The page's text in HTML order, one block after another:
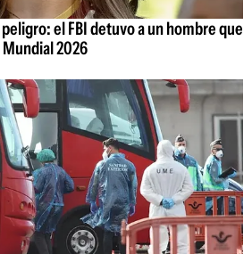
el FBI detuvo a un hombre que
2026